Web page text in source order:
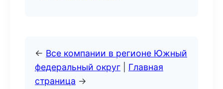
← Все компании в регионе Южный
федеральный округ
Главная
страница →